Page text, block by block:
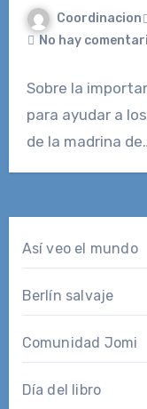
Coordinacion
No hay
Sobre la
para ayudar a
de la madrina
Así veo el mundo
Berlín salvaje
Comunidad Jomi
Día del libro